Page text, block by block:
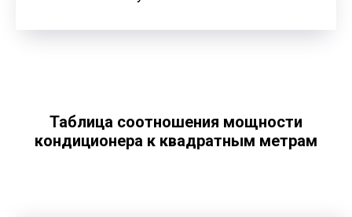
Таблица соотношения мощности
кондиционера к квадратным метрам